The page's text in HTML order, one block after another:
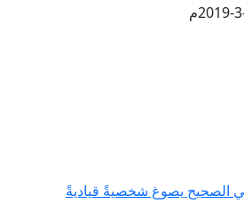
الصحيح يصوغ شخصيةً قياديةً